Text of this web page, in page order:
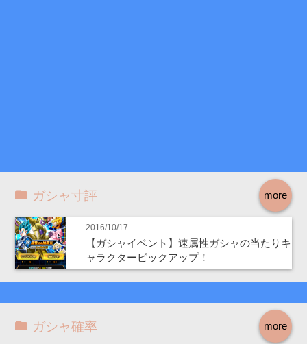
more
ガシャ寸評
2016/10/17
【ガシャイベント】速属性ガシャの当たりキ
ャラクターピックアップ！
more
ガシャ確率